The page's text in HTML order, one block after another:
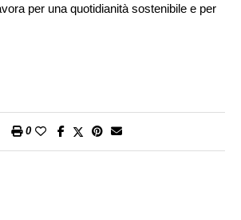
per una quotidianità sostenibile e per
0